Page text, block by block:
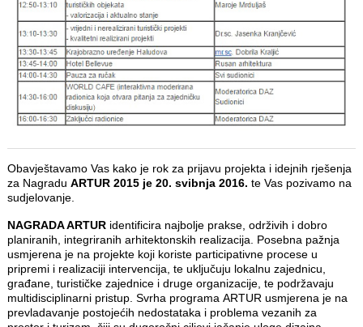
Obavještavamo Vas kako je rok za prijavu projekta i idejnih rješenja
za Nagradu ARTUR 2015 je 20. svibnja 2016. te Vas pozivamo na
sudjelovanje.
NAGRADA ARTURidentificira najbolje prakse, održivih i dobro
planiranih, integriranih arhitektonskih realizacija. Posebna pažnja
usmjerena je na projekte koji koriste participativne procese u
pripremi i realizaciji intervencija, te uključuju lokalnu zajednicu,
građane, turističke zajednice i druge organizacije, te podržavaju
multidisciplinarni pristup. Svrha programa ARTUR usmjerena je na
prevladavanje postojećih nedostataka i problema vezanih za